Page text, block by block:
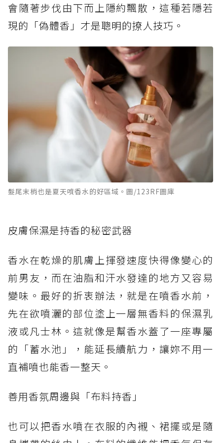
會隨著步伐由下而上隱約飄散，這種若隱若
現的「偽體香」才是聰明的撩人技巧。
髮尾末梢也是夏天噴香水的好區域。圖/123RF圖庫
皮膚保濕是持香的秘密武器
香水在乾燥的肌膚上揮發速度快得像變心的
前男友，而在油脂和汗水發達的地方又容易
變味。最好的折衷辦法，就是在噴香水前，
先在欲噴灑的部位塗上一層無香料的保濕乳
液或凡士林。這就像是幫香水蓋了一座專屬
的「蓄水池」，能延長續航力，讓妳不用一
直補噴也能香一整天。
善用香氛周邊與「布料持香」
也可以把香水噴在衣服的內襯、裙擺或是隨